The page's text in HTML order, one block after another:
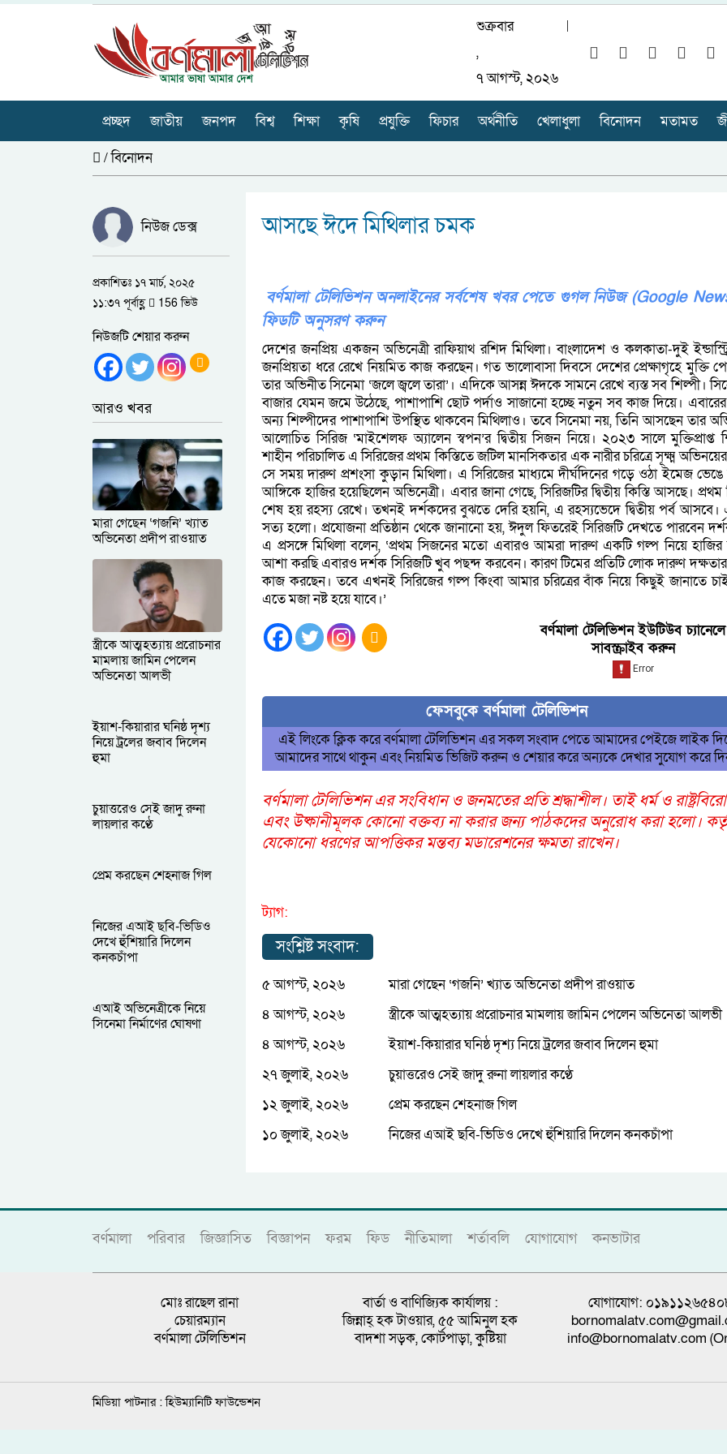
শুক্রবার
,
৭ আগস্ট, ২০২৬
প্রচ্ছদ জাতীয় জনপদ বিশ্ব শিক্ষা কৃষি প্রযুক্তি ফিচার অর্থনীতি খেলাধুলা বিনোদন মতামত
/বিনোদন
নিউজ ডেক্স
প্রকাশিতঃ ১৭ মার্চ, ২০২৫
১১:৩৭ পূর্বাহ্ণ
156 ভিউ
নিউজটি শেয়ার করুন
আরও খবর
মারা গেছেন ‘গজনি’ খ্যাত
অভিনেতা প্রদীপ রাওয়াত
স্ত্রীকে আত্মহত্যায় প্ররোচনার
মামলায় জামিন পেলেন
অভিনেতা আলভী
ইয়াশ-কিয়ারার ঘনিষ্ঠ দৃশ্য
নিয়ে ট্রলের জবাব দিলেন
হুমা
চুয়াত্তরেও সেই জাদু রুনা
লায়লার কণ্ঠে
প্রেম করছেন শেহনাজ গিল
নিজের এআই ছবি-ভিডিও
দেখে হুঁশিয়ারি দিলেন
কনকচাঁপা
এআই অভিনেত্রীকে নিয়ে
সিনেমা নির্মাণের ঘোষণা
আসছে ঈদে মিথিলার চমক
বর্ণমালা টেলিভিশন অনলাইনের সর্বশেষ খবর পেতে গুগল নিউজ (Google
ফিডটি অনুসরণ করুন
দেশের জনপ্রিয় একজন অভিনেত্রী রাফিয়াথ রশিদ মিথিলা। বাংলাদেশ ও কলকাতা-দুই
জনপ্রিয়তা ধরে রেখে নিয়মিত কাজ করছেন। গত ভালোবাসা দিবসে দেশের প্রেক্ষাগৃহে মুক্তি
তার অভিনীত সিনেমা ‘জলে জ্বলে তারা’। এদিকে আসন্ন ঈদকে সামনে রেখে ব্যস্ত সব শিল্পী।
বাজার যেমন জমে উঠেছে, পাশাপাশি ছোট পর্দাও সাজানো হচ্ছে নতুন সব কাজ দিয়ে।
অন্য শিল্পীদের পাশাপাশি উপস্থিত থাকবেন মিথিলাও। তবে সিনেমা নয়, তিনি আসছেন তার
আলোচিত সিরিজ ‘মাইশেলফ অ্যালেন স্বপন’র দ্বিতীয় সিজন নিয়ে। ২০২৩ সালে মুক্তিপ্রাপ্ত
শাহীন পরিচালিত এ সিরিজের প্রথম কিস্তিতে জটিল মানসিকতার এক নারীর চরিত্রে সূক্ষ্ম
সে সময় দারুণ প্রশংসা কুড়ান মিথিলা। এ সিরিজের মাধ্যমে দীর্ঘদিনের গড়ে ওঠা ইমেজ
আঙ্গিকে হাজির হয়েছিলেন অভিনেত্রী। এবার জানা গেছে, সিরিজটির দ্বিতীয় কিস্তি আসছে। প্রথম
শেষ হয় রহস্য রেখে। তখনই দর্শকদের বুঝতে দেরি হয়নি, এ রহস্যভেদে দ্বিতীয় পর্ব আসবে।
সত্য হলো। প্রযোজনা প্রতিষ্ঠান থেকে জানানো হয়, ঈদুল ফিতরেই সিরিজটি দেখতে পারবেন
এ প্রসঙ্গে মিথিলা বলেন, ‘প্রথম সিজনের মতো এবারও আমরা দারুণ একটি গল্প নিয়ে হাজির
আশা করছি এবারও দর্শক সিরিজটি খুব পছন্দ করবেন। কারণ টিমের প্রতিটি লোক দারুণ দক্ষতার
কাজ করছেন। তবে এখনই সিরিজের গল্প কিংবা আমার চরিত্রের বাঁক নিয়ে কিছুই জানাতে
এতে মজা নষ্ট হয়ে যাবে।’
বর্ণমালা টেলিভিশন ইউটিউব চ্যানেলে
সাবস্ক্রাইব করুন
ফেসবুকে বর্ণমালা টেলিভিশন
এই লিংকে ক্লিক করে বর্ণমালা টেলিভিশন এর সকল সংবাদ পেতে আমাদের পেইজে লাইক
আমাদের সাথে থাকুন এবং নিয়মিত ভিজিট করুন ও শেয়ার করে অন্যকে দেখার সুযোগ করে
বর্ণমালা টেলিভিশন এর সংবিধান ও জনমতের প্রতি শ্রদ্ধাশীল। তাই ধর্ম ও
এবং উষ্কানীমূলক কোনো বক্তব্য না করার জন্য পাঠকদের অনুরোধ করা হলো।
যেকোনো ধরণের আপত্তিকর মন্তব্য মডারেশনের ক্ষমতা রাখেন।
ট্যাগ:
সংশ্লিষ্ট সংবাদ:
৫ আগস্ট, ২০২৬
মারা গেছেন ‘গজনি’ খ্যাত অভিনেতা প্রদীপ রাওয়াত
৪ আগস্ট, ২০২৬
স্ত্রীকে আত্মহত্যায় প্ররোচনার মামলায় জামিন পেলেন অভিনেতা আলভী
৪ আগস্ট, ২০২৬
ইয়াশ-কিয়ারার ঘনিষ্ঠ দৃশ্য নিয়ে ট্রলের জবাব দিলেন হুমা
২৭ জুলাই, ২০২৬
চুয়াত্তরেও সেই জাদু রুনা লায়লার কণ্ঠে
১২ জুলাই, ২০২৬
প্রেম করছেন শেহনাজ গিল
১০ জুলাই, ২০২৬
নিজের এআই ছবি-ভিডিও দেখে হুঁশিয়ারি দিলেন কনকচাঁপা
বর্ণমালা পরিবার জিজ্ঞাসিত বিজ্ঞাপন ফরম ফিড নীতিমালা শর্তাবলি যোগাযোগ কনভাটার
মোঃ রাছেল রানা
চেয়ারম্যান
বর্ণমালা টেলিভিশন
বার্তা ও বাণিজ্যিক কার্যালয় :
জিন্নাহ্ হক টাওয়ার, ৫৫ আমিনুল হক
বাদশা সড়ক, কোর্টপাড়া, কুষ্টিয়া
যোগাযোগ:
info@bornomalatv.com
মিডিয়া পাটনার :হিউম্যানিটি ফাউন্ডেশন